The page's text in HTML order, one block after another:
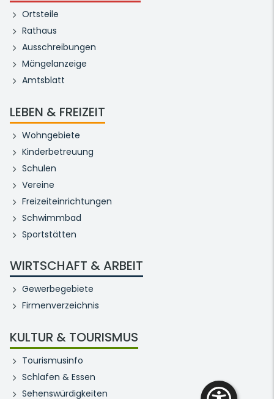
Ortsteile
Rathaus
Ausschreibungen
Mängelanzeige
Amtsblatt
LEBEN & FREIZEIT
Wohngebiete
Kinderbetreuung
Schulen
Vereine
Freizeiteinrichtungen
Schwimmbad
Sportstätten
WIRTSCHAFT & ARBEIT
Gewerbegebiete
Firmenverzeichnis
KULTUR & TOURISMUS
Tourismusinfo
Schlafen & Essen
Sehenswürdigkeiten